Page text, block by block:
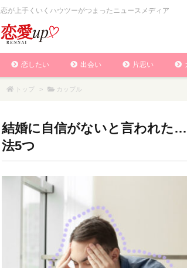
恋が上手くいくハウツーがつまったニュースメディア
恋したい 出会い 片思い
トップ > カップル
結婚に自信がないと言われた
法5つ